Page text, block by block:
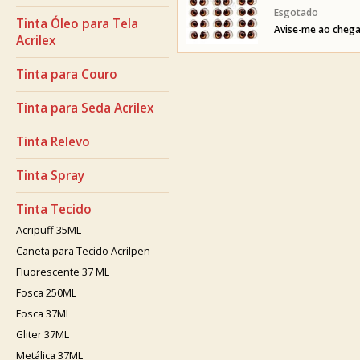
Tinta Óleo para Tela
Acrilex
Tinta para Couro
Tinta para Seda Acrilex
Tinta Relevo
Tinta Spray
Tinta Tecido
Acripuff 35ML
Caneta para Tecido Acrilpen
Fluorescente 37 ML
Fosca 250ML
Fosca 37ML
Gliter 37ML
Metálica 37ML
Avise-me ao